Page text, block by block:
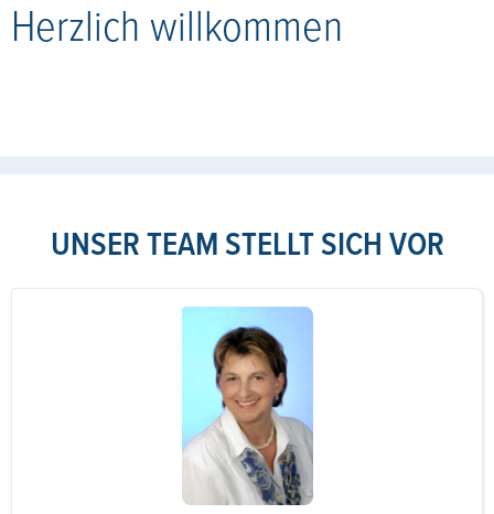
Herzlich willkommen
UNSER TEAM STELLT SICH VOR